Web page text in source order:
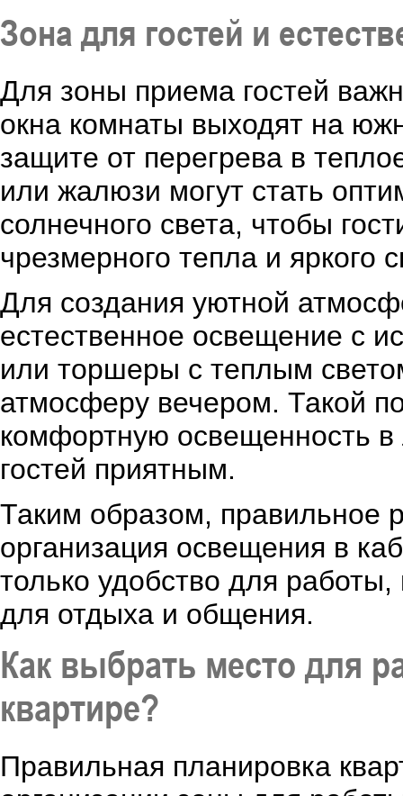
Зона для гостей и
Для зоны приема гостей
окна комнаты выходят на
защите от перегрева в
или жалюзи могут стать
солнечного света, чтобы
чрезмерного тепла и яркого
Для создания уютной
естественное освещение с
или торшеры с теплым
атмосферу вечером. Такой
комфортную освещенность
гостей приятным.
Таким образом, правильное
организация освещения в
только удобство для
для отдыха и общения.
Как выбрать место для
квартире?
Правильная планировка